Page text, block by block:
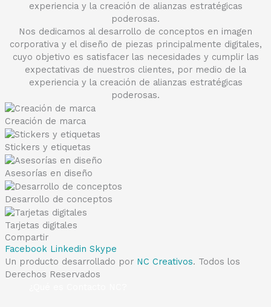
experiencia y la creación de alianzas estratégicas
poderosas.
Nos dedicamos al desarrollo de conceptos en imagen
corporativa y el diseño de piezas principalmente digitales,
cuyo objetivo es satisfacer las necesidades y cumplir las
expectativas de nuestros clientes, por medio de la
experiencia y la creación de alianzas estratégicas
poderosas.
Creación de marca
Stickers y etiquetas
Asesorías en diseño
Desarrollo de conceptos
Tarjetas digitales
Compartir
Facebook Linkedin Skype
Un producto desarrollado por NC Creativos. Todos los
Derechos Reservados